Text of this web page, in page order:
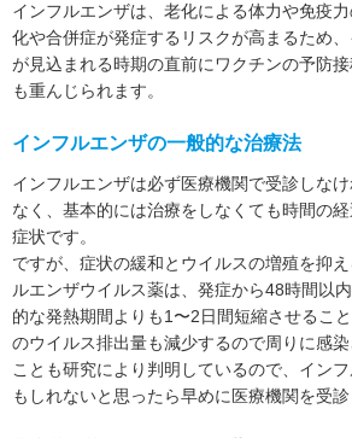
インフルエンザは、老化による体力や免疫
化や合併症が発症するリスクが高まるため
が見込まれる時期の直前にワクチンの予防
も重んじられます。
インフルエンザの一般的な治療法
インフルエンザは必ず医療機関で受診しな
なく、基本的には治療をしなくても時間の
症状です。
ですが、症状の緩和とウイルスの増殖を抑
ルエンザウイルス薬は、発症から48時間以
的な発熱期間よりも1〜2日間短縮させるこ
のウイルス排出量も減少するので周りに感
ことも研究により判明しているので、イン
もしれないと思ったら早めに医療機関を受診